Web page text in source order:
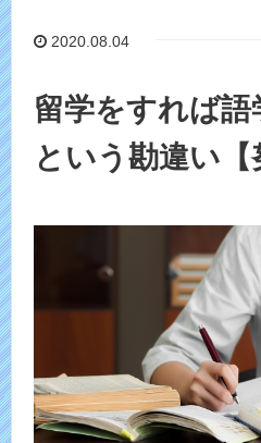
2020.08.04
留学をすれば語
という勘違い【